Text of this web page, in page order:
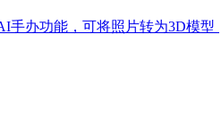
办功能，可将照片转为3D模型